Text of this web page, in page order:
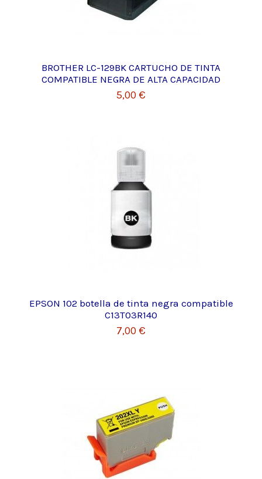
BROTHER LC-129BK CARTUCHO DE TINTA
COMPATIBLE NEGRA DE ALTA CAPACIDAD
5,00 €
EPSON 102 botella de tinta negra compatible
C13T03R140
7,00 €